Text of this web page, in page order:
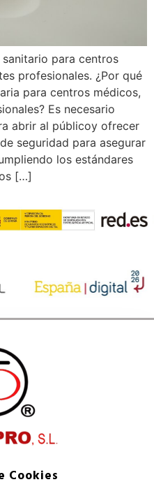
para centros
profesionales. ¿Por qué
para centros médicos,
Es necesario
abrir al públicoy ofrecer
seguridad para asegurar
los estándares
[…]
Cookies